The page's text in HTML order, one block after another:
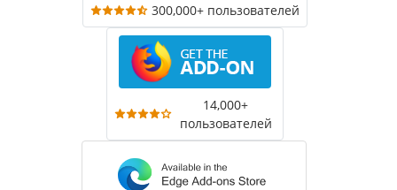
300,000+ пользователей
14,000+
пользователей